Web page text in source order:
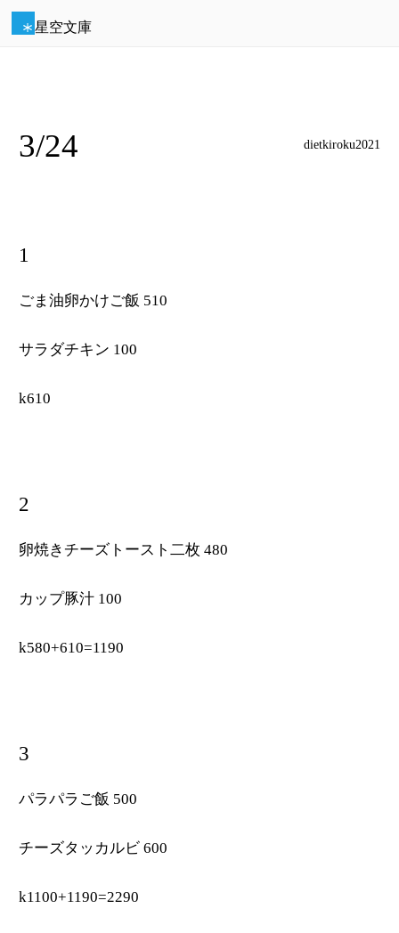
星空文庫
3/24 dietkiroku2021
1
ごま油卵かけご飯 510
サラダチキン 100
k610
2
卵焼きチーズトースト二枚 480
カップ豚汁 100
k580+610=1190
3
パラパラご飯 500
チーズタッカルビ 600
k1100+1190=2290